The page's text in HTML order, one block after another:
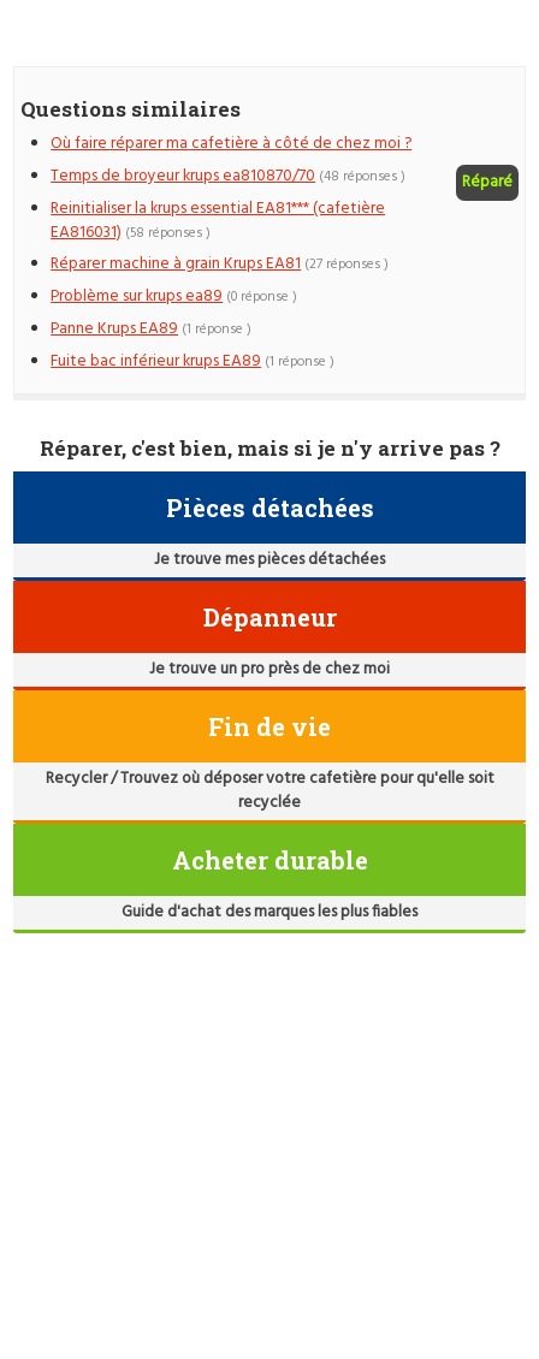
Questions similaires
Où faire réparer ma cafetière à côté de chez moi ?
Temps de broyeur krups ea810870/70
Réparé
(48 réponses )
Reinitialiser la krups essential EA81*** (cafetière
EA816031) (58 réponses )
Réparer machine à grain Krups EA81 (27 réponses )
Problème sur krups ea89 (0 réponse )
Panne Krups EA89 (1 réponse )
Fuite bac inférieur krups EA89 (1 réponse )
Réparer, c'est bien, mais si je n'y arrive pas ?
Pièces détachées
Je trouve mes pièces détachées
Dépanneur
Je trouve un pro près de chez moi
Fin de vie
Recycler / Trouvez où déposer votre cafetière pour qu'elle soit
recyclée
Acheter durable
Guide d'achat des marques les plus fiables